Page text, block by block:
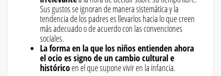
Sus gustos se ignoran de manera sistemática y la
tendencia de los padres es llevarlos hacia lo que creen
más adecuado o de acuerdo con las convenciones
sociales.
La forma en la que los niños entienden ahora
el ocio es signo de un cambio cultural e
históricoen el que supone vivir en la infancia.